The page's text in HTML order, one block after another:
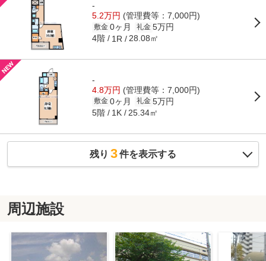
-
5.2万円 (管理費等：7,000円)
敷金 0ヶ月 礼金 5万円
4階 1R 28.08㎡
-
4.8万円 (管理費等：7,000円)
敷金 0ヶ月 礼金 5万円
5階 1K 25.34㎡
残り 3件を表示する
周辺施設